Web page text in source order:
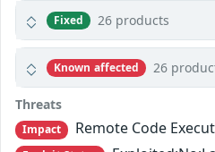
Fixed 26 products
Known affected 26
Threats
Impact Remote Code